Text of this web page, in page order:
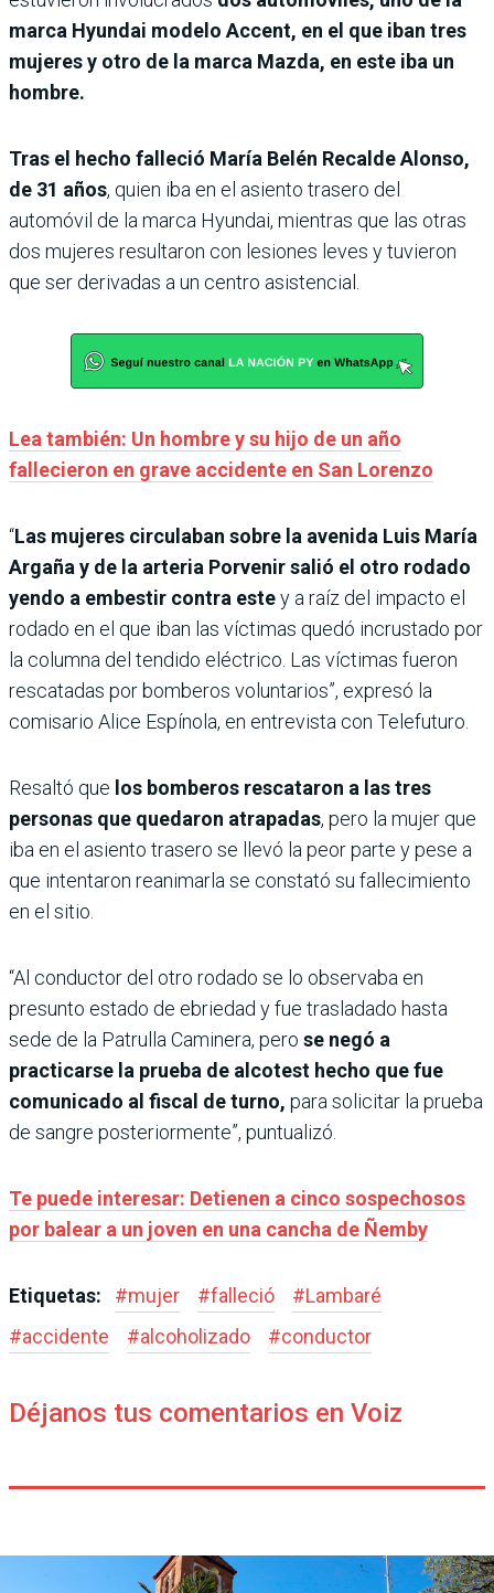
marca Hyundai modelo Accent, en el que iban tres
mujeres y otro de la marca Mazda, en este iba un
hombre.
Tras el hecho falleció María Belén Recalde Alonso,
de 31 años, quien iba en el asiento trasero del
automóvil de la marca Hyundai, mientras que las otras
dos mujeres resultaron con lesiones leves y tuvieron
que ser derivadas a un centro asistencial.
Lea también: Un hombre y su hijo de un año
fallecieron en grave accidente en San Lorenzo
“Las mujeres circulaban sobre la avenida Luis María
Argaña y de la arteria Porvenir salió el otro rodado
yendo a embestir contra estey a raíz del impacto el
rodado en el que iban las víctimas quedó incrustado por
la columna del tendido eléctrico. Las víctimas fueron
rescatadas por bomberos voluntarios”, expresó la
comisario Alice Espínola, en entrevista con Telefuturo.
Resaltó que los bomberos rescataron a las tres
personas que quedaron atrapadas, pero la mujer que
iba en el asiento trasero se llevó la peor parte y pese a
que intentaron reanimarla se constató su fallecimiento
en el sitio.
“Al conductor del otro rodado se lo observaba en
presunto estado de ebriedad y fue trasladado hasta
sede de la Patrulla Caminera, pero se negó a
practicarse la prueba de alcotest hecho que fue
comunicado al fiscal de turno, para solicitar la prueba
de sangre posteriormente”, puntualizó.
Te puede interesar: Detienen a cinco sospechosos
por balear a un joven en una cancha de Ñemby
Etiquetas: #mujer #falleció #Lambaré
#accidente #alcoholizado #conductor
Déjanos tus comentarios en Voiz